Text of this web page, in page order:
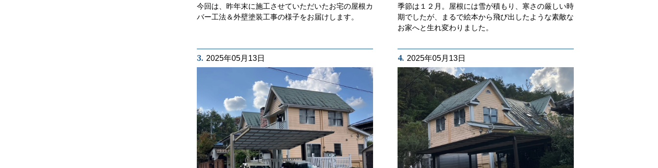
今回は、昨年末に施工させていただいたお宅の屋根カ
バー工法＆外壁塗装工事の様子をお届けします。
季節は１２月。屋根には雪が積もり、寒さの厳しい時
期でしたが、まるで絵本から飛び出したような素敵な
お家へと生れ変わりました。
3. 2025年05月13日 4. 2025年05月13日